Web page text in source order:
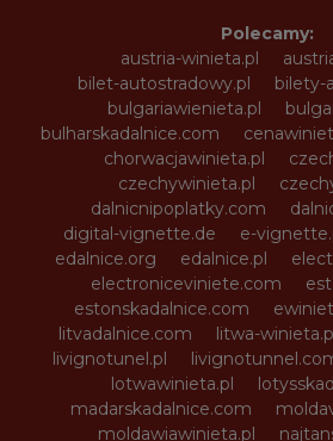
Polecamy:
austria-winieta.pl
bilet-autostradowy.pl
bilety-
bulgariawienieta.pl
bulharskadalnice.com
chorwacjawinieta.pl
czechywinieta.pl
dalnicnipoplatky.com
digital-vignette.de
e-
edalnice.org
edalnice.pl
electroniceviniete.com
estonskadalnice.com
litvadalnice.com
litwa-
livignotunel.pl
lotwawinieta.pl
madarskadalnice.com
moldawiawinieta.pl